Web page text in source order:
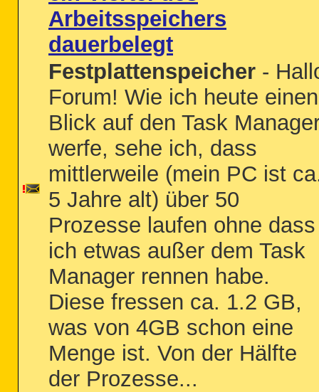
Arbeitsspeichers
dauerbelegt
Festplattenspeicher -
Forum! Wie ich heute einen
Blick auf den Task
werfe, sehe ich, dass
mittlerweile (mein PC ist
5 Jahre alt) über 50
Prozesse laufen ohne dass
ich etwas außer dem Task
Manager rennen habe.
Diese fressen ca. 1.2 GB,
was von 4GB schon eine
Menge ist. Von der Hälfte
der Prozesse...